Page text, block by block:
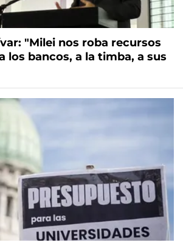
"Milei nos roba recursos
los bancos, a la timba, a sus